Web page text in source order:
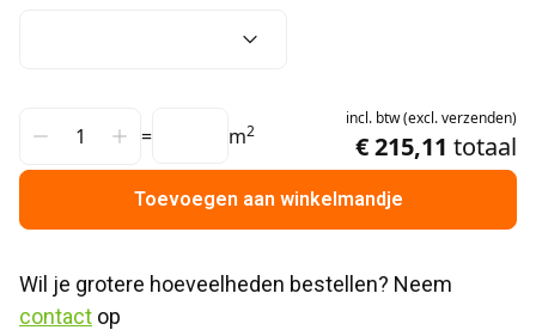
= m2
incl. btw(excl.verzenden)
€ 215,11 totaal
Toevoegen aan winkelmandje
contact op